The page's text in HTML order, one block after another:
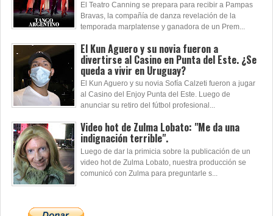
El Teatro Canning se prepara para recibir a Pampas
Bravas, la compañía de danza revelación de la
temporada marplatense y ganadora de un Prem...
El Kun Aguero y su novia fueron a
divertirse al Casino en Punta del Este. ¿Se
queda a vivir en Uruguay?
El Kun Aguero y su novia Sofía Calzeti fueron a jugar
al Casino del Enjoy Punta del Este. Luego de
anunciar su retiro del fútbol profesional...
Video hot de Zulma Lobato: "Me da una
indignación terrible".
Luego de dar la primicia sobre la publicación de un
video hot de Zulma Lobato, nuestra producción se
comunicó con Zulma para preguntarle s...